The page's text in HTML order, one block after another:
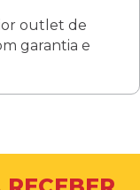
outlet de
garantia e